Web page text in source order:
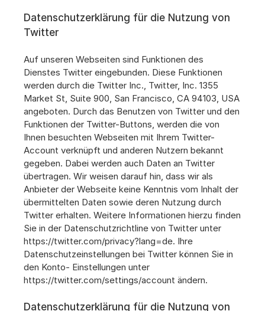
Datenschutzerklärung für die Nutzung von
Twitter
Auf unseren Webseiten sind Funktionen des
Dienstes Twitter eingebunden. Diese Funktionen
werden durch die Twitter Inc., Twitter, Inc. 1355
Market St, Suite 900, San Francisco, CA 94103, USA
angeboten. Durch das Benutzen von Twitter und den
Funktionen der Twitter-Buttons, werden die von
Ihnen besuchten Webseiten mit Ihrem Twitter-
Account verknüpft und anderen Nutzern bekannt
gegeben. Dabei werden auch Daten an Twitter
übertragen. Wir weisen darauf hin, dass wir als
Anbieter der Webseite keine Kenntnis vom Inhalt der
übermittelten Daten sowie deren Nutzung durch
Twitter erhalten. Weitere Informationen hierzu finden
Sie in der Datenschutzrichtline von Twitter unter
https://twitter.com/privacy?lang=de. Ihre
Datenschutzeinstellungen bei Twitter können Sie in
den Konto- Einstellungen unter
https://twitter.com/settings/account ändern.
Datenschutzerklärung für die Nutzung von